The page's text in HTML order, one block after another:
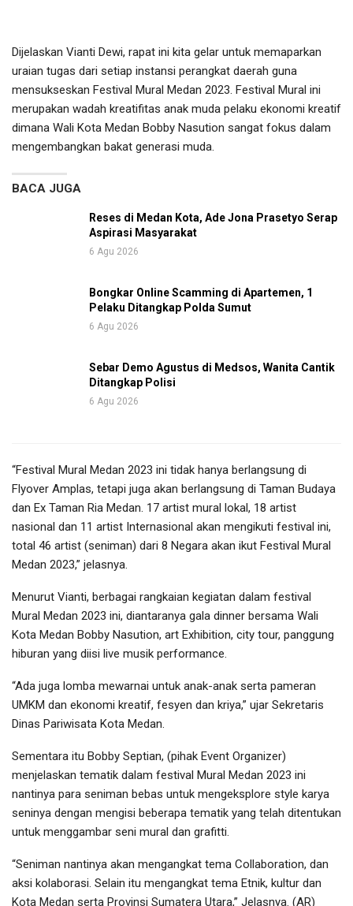
Dijelaskan Vianti Dewi, rapat ini kita gelar untuk memaparkan
uraian tugas dari setiap instansi perangkat daerah guna
mensukseskan Festival Mural Medan 2023. Festival Mural ini
merupakan wadah kreatifitas anak muda pelaku ekonomi kreatif
dimana Wali Kota Medan Bobby Nasution sangat fokus dalam
mengembangkan bakat generasi muda.
BACA JUGA
Reses di Medan Kota, Ade Jona Prasetyo Serap
Aspirasi Masyarakat
6 Agu 2026
Bongkar Online Scamming di Apartemen, 1
Pelaku Ditangkap Polda Sumut
6 Agu 2026
Sebar Demo Agustus di Medsos, Wanita Cantik
Ditangkap Polisi
6 Agu 2026
“Festival Mural Medan 2023 ini tidak hanya berlangsung di
Flyover Amplas, tetapi juga akan berlangsung di Taman Budaya
dan Ex Taman Ria Medan. 17 artist mural lokal, 18 artist
nasional dan 11 artist Internasional akan mengikuti festival ini,
total 46 artist (seniman) dari 8 Negara akan ikut Festival Mural
Medan 2023,” jelasnya.
Menurut Vianti, berbagai rangkaian kegiatan dalam festival
Mural Medan 2023 ini, diantaranya gala dinner bersama Wali
Kota Medan Bobby Nasution, art Exhibition, city tour, panggung
hiburan yang diisi live musik performance.
“Ada juga lomba mewarnai untuk anak-anak serta pameran
UMKM dan ekonomi kreatif, fesyen dan kriya,” ujar Sekretaris
Dinas Pariwisata Kota Medan.
Sementara itu Bobby Septian, (pihak Event Organizer)
menjelaskan tematik dalam festival Mural Medan 2023 ini
nantinya para seniman bebas untuk mengeksplore style karya
seninya dengan mengisi beberapa tematik yang telah ditentukan
untuk menggambar seni mural dan grafitti.
“Seniman nantinya akan mengangkat tema Collaboration, dan
aksi kolaborasi. Selain itu mengangkat tema Etnik, kultur dan
Kota Medan serta Provinsi Sumatera Utara,” Jelasnya. (AR)